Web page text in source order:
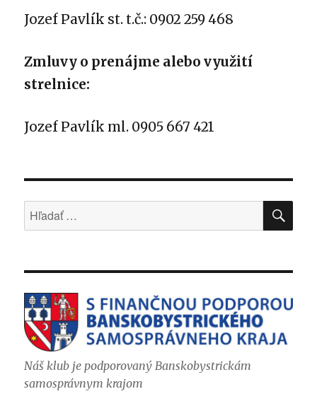
Jozef Pavlík st. t.č.: 0902 259 468
Zmluvy o prenájme alebo využití
strelnice:
Jozef Pavlík ml. 0905 667 421
Hľadať:
Náš klub je podporovaný Banskobystrickám
samosprávnym krajom